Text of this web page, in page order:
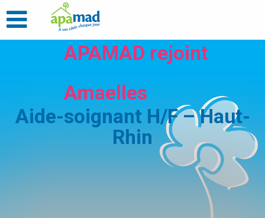
APAMAD rejoint
Amaelles
Aide-soignant H/F – Haut-
Rhin